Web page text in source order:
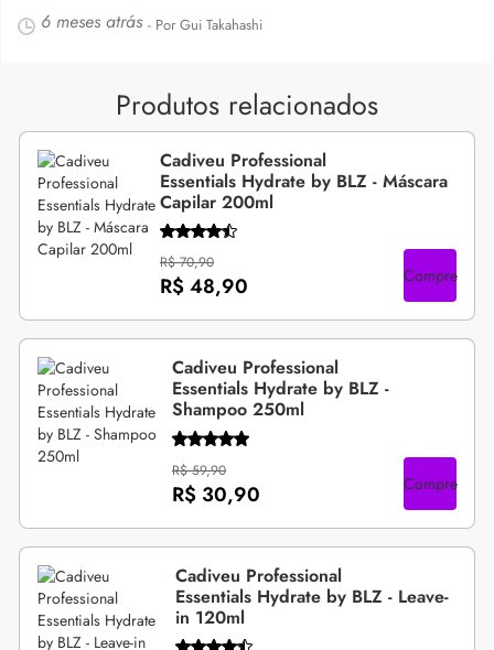
6 meses atrás - Por Gui Takahashi
Produtos relacionados
Cadiveu Professional
Essentials Hydrate by BLZ - Máscara
Capilar 200ml
R$ 70,90
R$ 48,90 Compre
Cadiveu Professional
Essentials Hydrate by BLZ -
Shampoo 250ml
R$ 59,90
R$ 30,90 Compre
Cadiveu Professional
Essentials Hydrate by BLZ - Leave-
in 120ml